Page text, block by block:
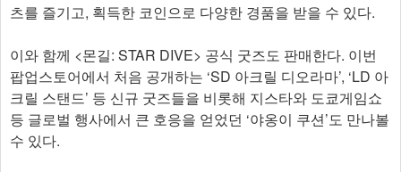
츠를 즐기고, 획득한 코인으로 다양한 경품을 받을 수 있다.
이와 함께 <몬길: STAR DIVE> 공식 굿즈도 판매한다. 이번
팝업스토어에서 처음 공개하는 ‘SD 아크릴 디오라마’, ‘LD 아
크릴 스탠드’ 등 신규 굿즈들을 비롯해 지스타와 도쿄게임쇼
등 글로벌 행사에서 큰 호응을 얻었던 ‘야옹이 쿠션’도 만나볼
수 있다.